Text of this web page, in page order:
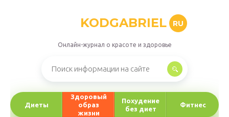
KODGABRIEL RU
Онлайн-журнал о красоте и здоровье
Диеты
Здоровый
образ
жизни
Похудение
без диет
Фитнес